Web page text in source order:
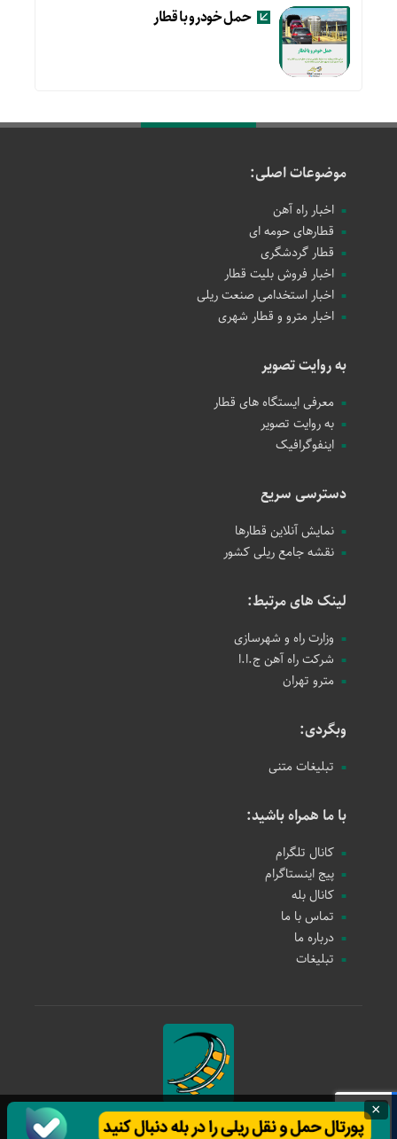
حمل خودرو با قطار
موضوعات اصلی:
اخبار راه آهن
قطارهای حومه ای
قطار گردشگری
اخبار فروش بلیت قطار
اخبار استخدامی صنعت ریلی
اخبار مترو و قطار شهری
به روایت تصویر
معرفی ایستگاه های قطار
به روایت تصویر
اینفوگرافیک
دسترسی سریع
نمایش آنلاین قطارها
نقشه جامع ریلی کشور
لینک های مرتبط:
وزارت راه و شهرسازی
شرکت راه آهن ج.ا.ا
مترو تهران
وبگردی:
تبلیغات متنی
با ما همراه باشید:
کانال تلگرام
پیج اینستاگرام
کانال بله
تماس با ما
درباره ما
تبلیغات
حمل و نقل ریلی
×